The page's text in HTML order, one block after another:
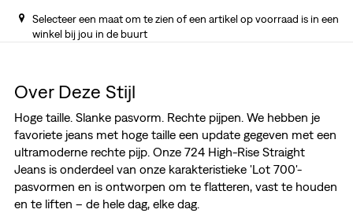
Selecteer een maat om te zien of een artikel op voorraad is in een
winkel bij jou in de buurt
Over Deze Stijl
Hoge taille. Slanke pasvorm. Rechte pijpen. We hebben je
favoriete jeans met hoge taille een update gegeven met een
ultramoderne rechte pijp. Onze 724 High-Rise Straight
Jeans is onderdeel van onze karakteristieke 'Lot 700'-
pasvormen en is ontworpen om te flatteren, vast te houden
en te liften – de hele dag, elke dag.